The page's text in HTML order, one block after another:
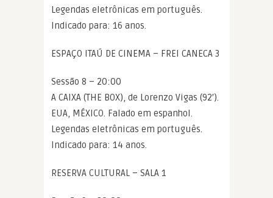
Legendas eletrônicas em português.
Indicado para: 16 anos.
ESPAÇO ITAÚ DE CINEMA – FREI CANECA 3
Sessão 8 – 20:00
A CAIXA (THE BOX), de Lorenzo Vigas (92′).
EUA, MÉXICO. Falado em espanhol.
Legendas eletrônicas em português.
Indicado para: 14 anos.
RESERVA CULTURAL – SALA 1